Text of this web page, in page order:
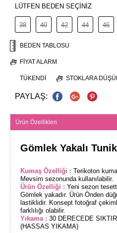
LÜTFEN BEDEN SEÇİNİZ
38 40 42 44 46
BEDEN TABLOSU
FIYAT ALARM
TÜKENDI STOKLARA
PAYLAŞ:
Ürün Özellikleri
Gömlek Yakalı
Kumaş Özelliği : Terikoton
Mevsim sezonunda kullanılabilir.
Ürün Özelliği : Yeni sezon
Gömlek yakadır. Ürün Önden
lastiklidir. Konsept fotoğraf
farklılığı olabilir.
Yıkama : 30 DERECEDE
(HASSAS YIKAMA)